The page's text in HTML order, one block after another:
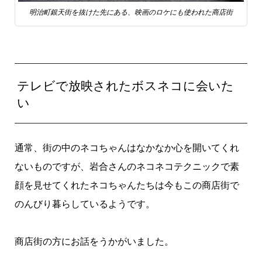
明治町銀天街を抜けた先にある、映画のロケにも使われた商店街
テレビで放映されたボスネコに会いた
い
通常、街の中のネコちゃんはなかなか心を開いてくれ
ないものですが、岩合さんのネコネコテクニックで素
顔を見せてくれたネコちゃんたちは今もこの商店街で
のんびり暮らしているようです。
商店街の方にお話をうかがいました。